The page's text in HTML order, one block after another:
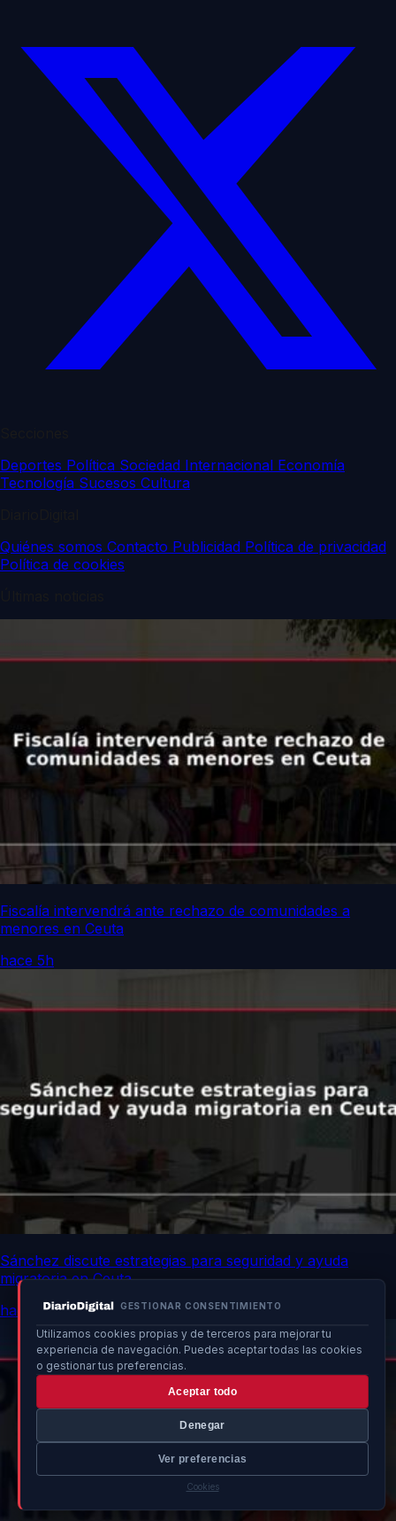
GESTIONAR CONSENTIMIENTO
Utilizamos cookies propias y de terceros para mejorar tu
experiencia de navegación. Puedes aceptar todas las cookies
o gestionar tus preferencias.
Aceptar todo
Denegar
Ver preferencias
Cookies
Deportes Política Sociedad Internacional Economía
Tecnología Sucesos Cultura
Quiénes somos Contacto Publicidad Política de privacidad
Política de cookies
Fiscalía intervendrá ante rechazo de comunidades a
menores en Ceuta
hace 5h
Sánchez discute estrategias para seguridad y ayuda
migratoria en Ceuta
hace 5h